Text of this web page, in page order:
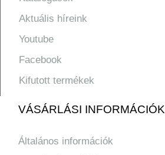
Aktuális híreink
Youtube
Facebook
Kifutott termékek
VÁSÁRLÁSI INFORMÁCIÓK
Általános információk